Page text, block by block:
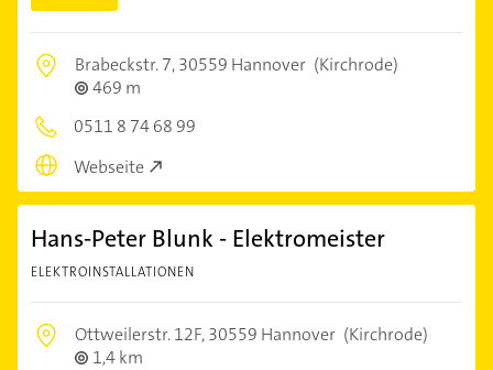
Brabeckstr. 7,30559 Hannover (Kirchrode)
469 m
0511 8 74 68 99
Webseite
Hans-Peter Blunk - Elektromeister
ELEKTROINSTALLATIONEN
Ottweilerstr. 12F,30559 Hannover (Kirchrode)
1,4 km